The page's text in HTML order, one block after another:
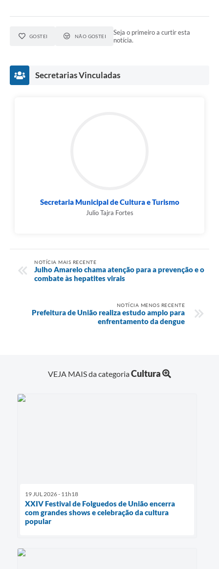
GOSTEI NÃO GOSTEI
Seja o primeiro a curtir esta
notícia.
Secretarias Vinculadas
Secretaria Municipal de Cultura e Turismo
Julio Tajra Fortes
NOTÍCIA MAIS RECENTE
Julho Amarelo chama atenção para a prevenção e o
combate às hepatites virais
NOTÍCIA MENOS RECENTE
Prefeitura de União realiza estudo amplo para
enfrentamento da dengue
VEJA MAIS da categoriaCultura
19 JUL 2026 - 11h18
XXIV Festival de Folguedos de União encerra
com grandes shows e celebração da cultura
popular